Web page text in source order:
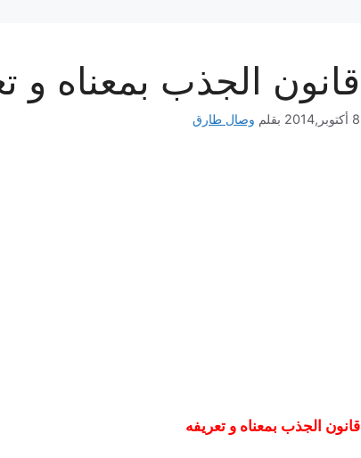
قانون الجذب بمعناه و
8 أكتوبر,2014 بقلم وصال طارق
قانون الجذب بمعناه و تعريفه